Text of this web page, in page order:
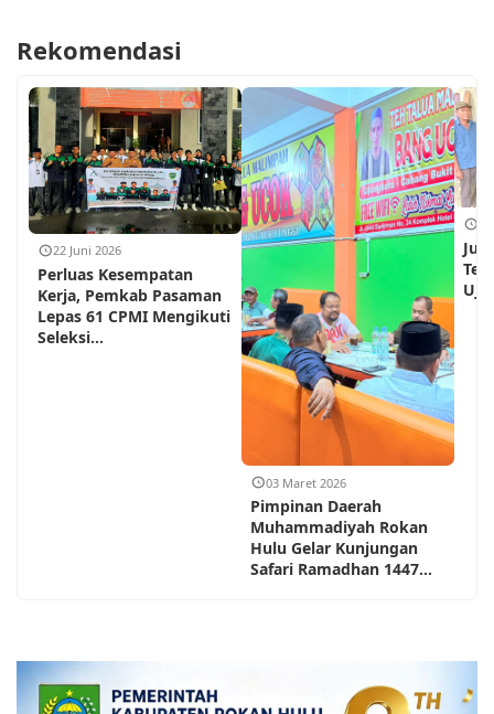
Rekomendasi
22 Juni 2026
Perluas Kesempatan
Kerja, Pemkab Pasaman
Lepas 61 CPMI Mengikuti
Seleksi...
03 Maret 2026
Pimpinan Daerah
Muhammadiyah Rokan
Hulu Gelar Kunjungan
Safari Ramadhan 1447...